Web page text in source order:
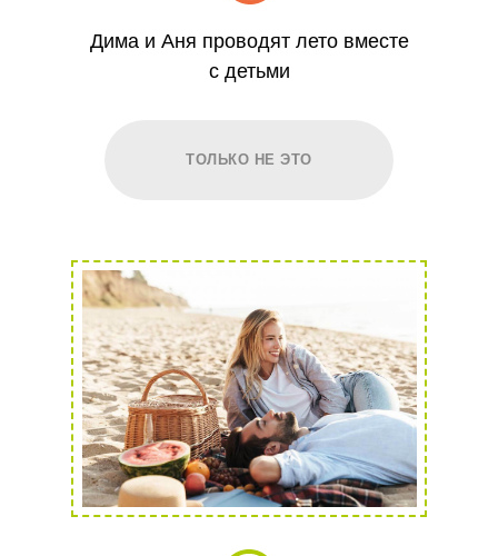
Дима и Аня проводят лето вместе
с детьми
ТОЛЬКО НЕ ЭТО